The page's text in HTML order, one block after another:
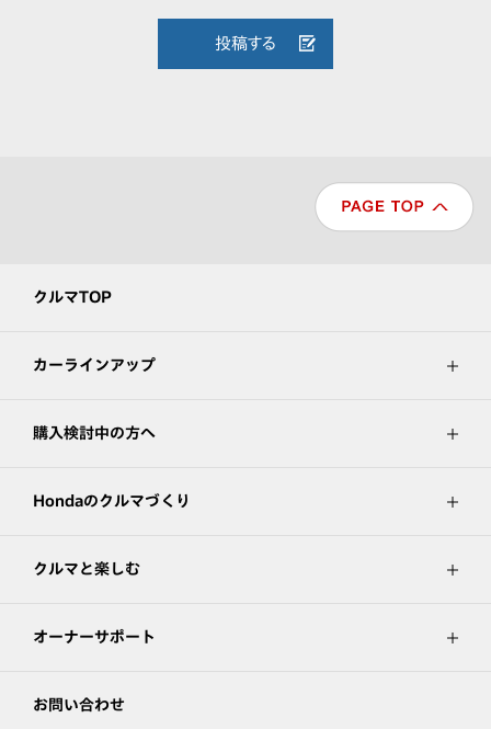
投稿する
クルマTOP
カーラインアップ
購入検討中の方へ
Hondaのクルマづくり
クルマと楽しむ
オーナーサポート
お問い合わせ